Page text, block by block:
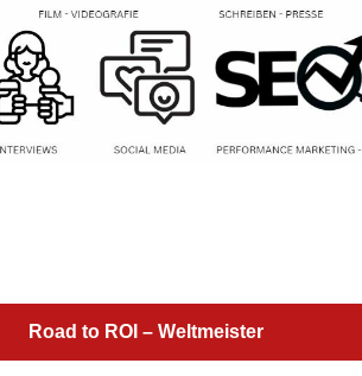
Road to ROI – Weltmeister